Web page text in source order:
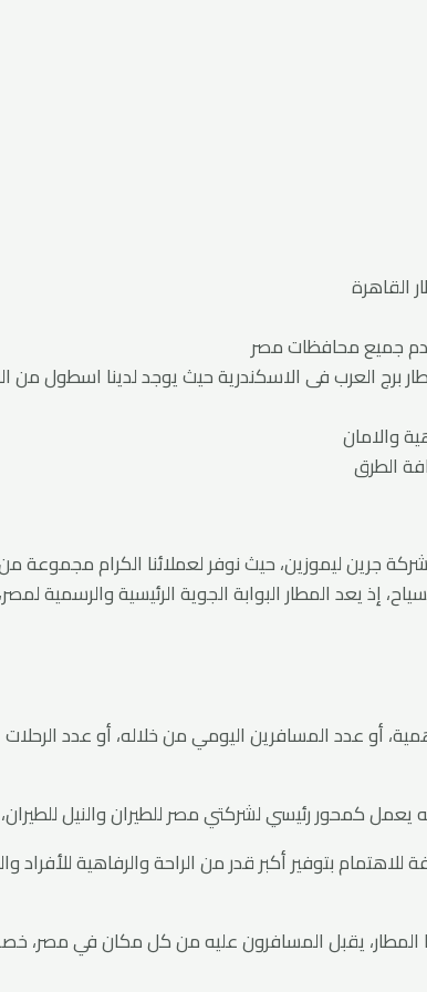
القاهرة
جميع محافظات مصر
العرب فى الاسكندرية حيث يوجد لدينا اسطول من
والامان
الطرق
جرين ليموزين، حيث نوفر لعملائنا الكرام مجموعة
إذ يعد المطار البوابة الجوية الرئيسية والرسمية
أو عدد المسافرين اليومي من خلاله، أو عدد
كمحور رئيسي لشركتي مصر للطيران والنيل